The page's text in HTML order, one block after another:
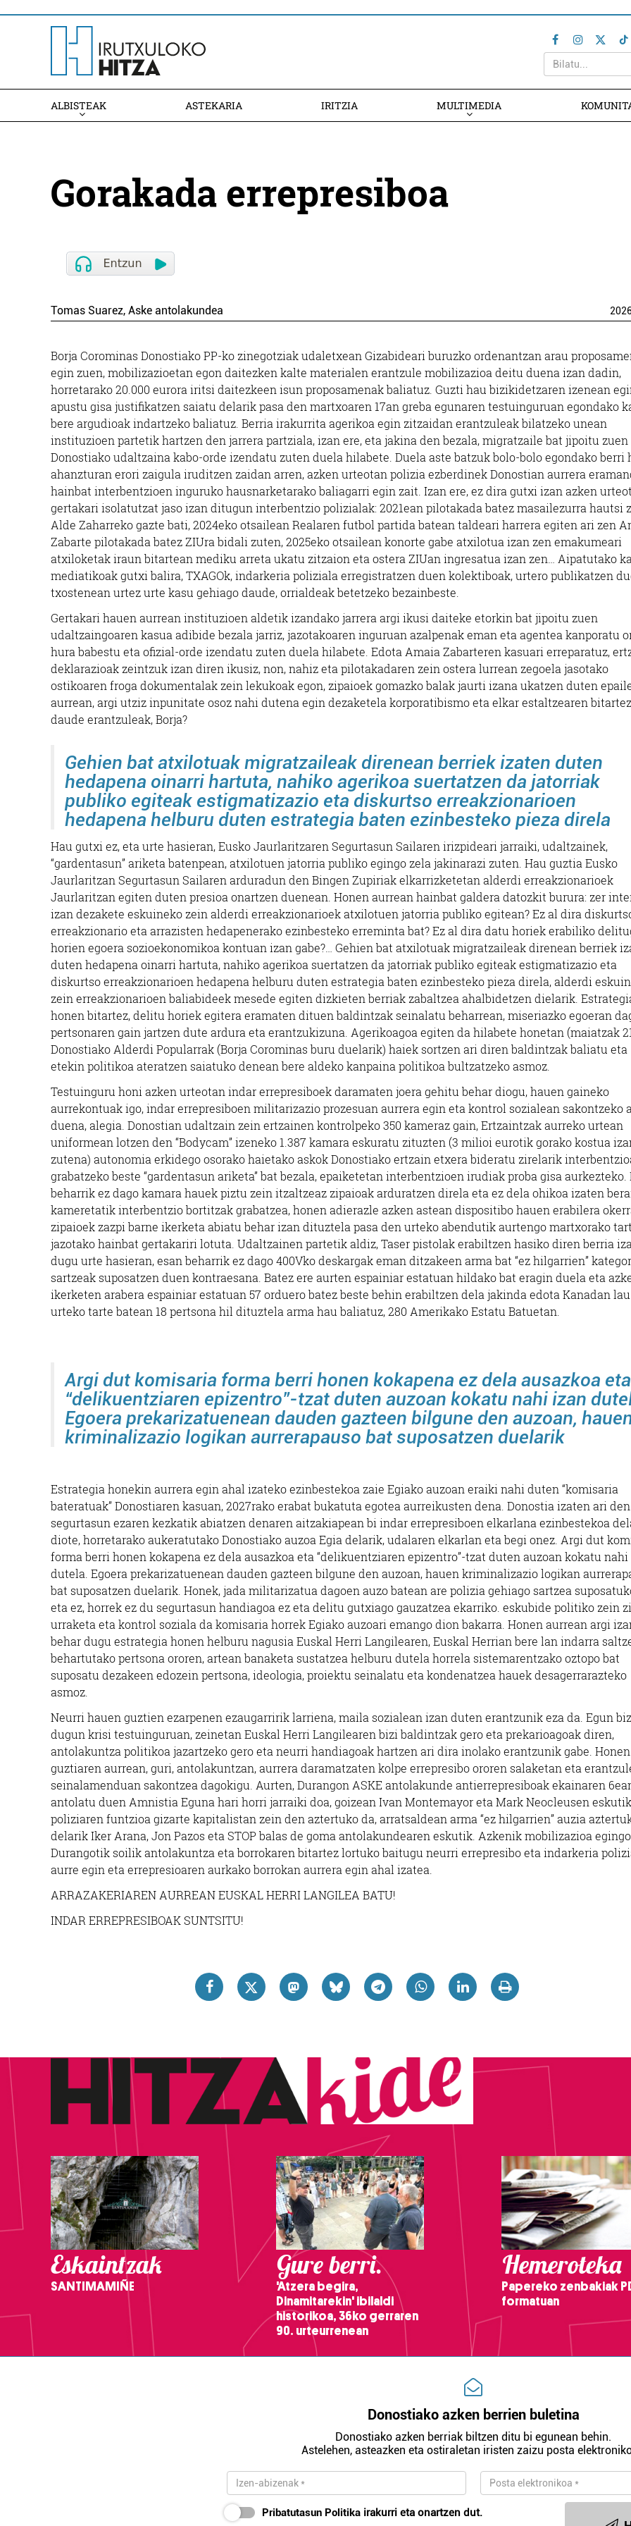
ALBISTEAK ASTEKARIA IRITZIA MULTIMEDIA
Gorakada errepresiboa
Tomas Suarez, Aske antolakundea
Borja Corominas Donostiako PP-ko zinegotziak udaletxean Gizabideari buruzko ordenantzan arau
egin zuen, mobilizazioetan egon daitezken kalte materialen erantzule mobilizazioa deitu duena izan dadin,
horretarako 20.000 eurora iritsi daitezkeen isun proposamenak baliatuz. Guzti hau bizikidetzaren izenean
apustu gisa justifikatzen saiatu delarik pasa den martxoaren 17an greba egunaren testuinguruan egondako
bere argudioak indartzeko baliatuz. Berria irakurrita agerikoa egin zitzaidan erantzuleak bilatzeko unean
instituzioen partetik hartzen den jarrera partziala, izan ere, eta jakina den bezala, migratzaile bat jipoitu zuen
Donostiako udaltzaina kabo-orde izendatu zuten duela hilabete. Duela aste batzuk bolo-bolo egondako berri
ahanzturan erori zaigula iruditzen zaidan arren, azken urteotan polizia ezberdinek Donostian aurrera
hainbat interbentzioen inguruko hausnarketarako baliagarri egin zait. Izan ere, ez dira gutxi izan azken
gertakari isolatutzat jaso izan ditugun interbentzio polizialak: 2021ean pilotakada batez masailezurra hautsi
Alde Zaharreko gazte bati, 2024eko otsailean Realaren futbol partida batean taldeari harrera egiten ari zen
Zabarte pilotakada batez ZIUra bidali zuten, 2025eko otsailean konorte gabe atxilotua izan zen emakumeari
atxiloketak iraun bitartean mediku arreta ukatu zitzaion eta ostera ZIUan ingresatua izan zen… Aipatutako
mediatikoak gutxi balira, TXAGOk, indarkeria poliziala erregistratzen duen kolektiboak, urtero publikatzen
txostenean urtez urte kasu gehiago daude, orrialdeak betetzeko bezainbeste.
Gertakari hauen aurrean instituzioen aldetik izandako jarrera argi ikusi daiteke etorkin bat jipoitu zuen
udaltzaingoaren kasua adibide bezala jarriz, jazotakoaren inguruan azalpenak eman eta agentea kanporatu
hura babestu eta ofizial-orde izendatu zuten duela hilabete. Edota Amaia Zabarteren kasuari erreparatuz,
deklarazioak zeintzuk izan diren ikusiz, non, nahiz eta pilotakadaren zein ostera lurrean zegoela jasotako
ostikoaren froga dokumentalak zein lekukoak egon, zipaioek gomazko balak jaurti izana ukatzen duten
aurrean, argi utziz inpunitate osoz nahi dutena egin dezaketela korporatibismo eta elkar estaltzearen
daude erantzuleak, Borja?
Gehien bat atxilotuak migratzaileak direnean berriek izaten duten
hedapena oinarri hartuta, nahiko agerikoa suertatzen da jatorriak
publiko egiteak estigmatizazio eta diskurtso erreakzionarioen
hedapena helburu duten estrategia baten ezinbesteko pieza direla
Hau gutxi ez, eta urte hasieran, Eusko Jaurlaritzaren Segurtasun Sailaren irizpideari jarraiki, udaltzainek,
“gardentasun” ariketa batenpean, atxilotuen jatorria publiko egingo zela jakinarazi zuten. Hau guztia Eusko
Jaurlaritzan Segurtasun Sailaren arduradun den Bingen Zupiriak elkarrizketetan alderdi erreakzionarioek
Jaurlaritzan egiten duten presioa onartzen duenean. Honen aurrean hainbat galdera datozkit burura: zer
izan dezakete eskuineko zein alderdi erreakzionarioek atxilotuen jatorria publiko egitean? Ez al dira
erreakzionario eta arrazisten hedapenerako ezinbesteko erreminta bat? Ez al dira datu horiek erabiliko
horien egoera sozioekonomikoa kontuan izan gabe?… Gehien bat atxilotuak migratzaileak direnean berriek
duten hedapena oinarri hartuta, nahiko agerikoa suertatzen da jatorriak publiko egiteak estigmatizazio eta
diskurtso erreakzionarioen hedapena helburu duten estrategia baten ezinbesteko pieza direla, alderdi
zein erreakzionarioen baliabideek mesede egiten dizkieten berriak zabaltzea ahalbidetzen dielarik.
honen bitartez, delitu horiek egitera eramaten dituen baldintzak seinalatu beharrean, miseriazko egoeran
pertsonaren gain jartzen dute ardura eta erantzukizuna. Agerikoagoa egiten da hilabete honetan (maiatzak
Donostiako Alderdi Popularrak (Borja Corominas buru duelarik) haiek sortzen ari diren baldintzak baliatu eta
etekin politikoa ateratzen saiatuko denean bere aldeko kanpaina politikoa bultzatzeko asmoz.
Testuinguru honi azken urteotan indar errepresiboek daramaten joera gehitu behar diogu, hauen gaineko
aurrekontuak igo, indar errepresiboen militarizazio prozesuan aurrera egin eta kontrol sozialean sakontzeko
duena, alegia. Donostian udaltzain zein ertzainen kontrolpeko 350 kameraz gain, Ertzaintzak aurreko urtean
uniformean lotzen den “Bodycam” izeneko 1.387 kamara eskuratu zituzten (3 milioi eurotik gorako kostua
zutena) autonomia erkidego osorako haietako askok Donostiako ertzain etxera bideratu zirelarik
grabatzeko beste “gardentasun ariketa” bat bezala, epaiketetan interbentzioen irudiak proba gisa aurkezteko.
beharrik ez dago kamara hauek piztu zein itzaltzeaz zipaioak arduratzen direla eta ez dela ohikoa izaten
kameretatik interbentzio bortitzak grabatzea, honen adierazle azken astean dispositibo hauen erabilera
zipaioek zazpi barne ikerketa abiatu behar izan dituztela pasa den urteko abendutik aurtengo martxorako
jazotako hainbat gertakariri lotuta. Udaltzainen partetik aldiz, Taser pistolak erabiltzen hasiko diren berria
dugu urte hasieran, esan beharrik ez dago 400Vko deskargak eman ditzakeen arma bat “ez hilgarrien”
sartzeak suposatzen duen kontraesana. Batez ere aurten espainiar estatuan hildako bat eragin duela eta
ikerketen arabera espainiar estatuan 57 orduero batez beste behin erabiltzen dela jakinda edota Kanadan lau
urteko tarte batean 18 pertsona hil dituztela arma hau baliatuz, 280 Amerikako Estatu Batuetan.
Argi dut komisaria forma berri honen kokapena ez dela ausazkoa eta
“delikuentziaren epizentro”-tzat duten auzoan kokatu nahi izan
Egoera prekarizatuenean dauden gazteen bilgune den auzoan,
kriminalizazio logikan aurrerapauso bat suposatzen duelarik
Estrategia honekin aurrera egin ahal izateko ezinbestekoa zaie Egiako auzoan eraiki nahi duten “komisaria
bateratuak” Donostiaren kasuan, 2027rako erabat bukatuta egotea aurreikusten dena. Donostia izaten ari den
segurtasun ezaren kezkatik abiatzen denaren aitzakiapean bi indar errepresiboen elkarlana ezinbestekoa
diote, horretarako aukeratutako Donostiako auzoa Egia delarik, udalaren elkarlan eta begi onez. Argi dut
forma berri honen kokapena ez dela ausazkoa eta “delikuentziaren epizentro”-tzat duten auzoan kokatu nahi
dutela. Egoera prekarizatuenean dauden gazteen bilgune den auzoan, hauen kriminalizazio logikan
bat suposatzen duelarik. Honek, jada militarizatua dagoen auzo batean are polizia gehiago sartzea
eta ez, horrek ez du segurtasun handiagoa ez eta delitu gutxiago gauzatzea ekarriko. eskubide politiko zein
urraketa eta kontrol soziala da komisaria horrek Egiako auzoari emango dion bakarra. Honen aurrean argi
behar dugu estrategia honen helburu nagusia Euskal Herri Langilearen, Euskal Herrian bere lan indarra
behartutako pertsona ororen, artean banaketa sustatzea helburu dutela horrela sistemarentzako oztopo bat
suposatu dezakeen edozein pertsona, ideologia, proiektu seinalatu eta kondenatzea hauek desagerrarazteko
asmoz.
Neurri hauen guztien ezarpenen ezaugarririk larriena, maila sozialean izan duten erantzunik eza da. Egun
dugun krisi testuinguruan, zeinetan Euskal Herri Langilearen bizi baldintzak gero eta prekarioagoak diren,
antolakuntza politikoa jazartzeko gero eta neurri handiagoak hartzen ari dira inolako erantzunik gabe. Honen
guztiaren aurrean, guri, antolakuntzan, aurrera daramatzaten kolpe errepresibo ororen salaketan eta
seinalamenduan sakontzea dagokigu. Aurten, Durangon ASKE antolakunde antierrepresiboak ekainaren
antolatu duen Amnistia Eguna hari horri jarraiki doa, goizean Ivan Montemayor eta Mark Neocleusen eskutik
poliziaren funtzioa gizarte kapitalistan zein den aztertuko da, arratsaldean arma “ez hilgarrien” auzia
delarik Iker Arana, Jon Pazos eta STOP balas de goma antolakundearen eskutik. Azkenik mobilizazioa
Durangotik soilik antolakuntza eta borrokaren bitartez lortuko baitugu neurri errepresibo eta indarkeria
aurre egin eta errepresioaren aurkako borrokan aurrera egin ahal izatea.
ARRAZAKERIAREN AURREAN EUSKAL HERRI LANGILEA BATU!
INDAR ERREPRESIBOAK SUNTSITU!
Eskaintzak
SANTIMAMIÑE
Gure berri.
'Atzera begira,
Dinamitarekin' ibilaldi
historikoa, 36ko gerraren
90. urteurrenean
Hemeroteka
Papereko zenbakiak
formatuan
Donostiako azken berrien buletina
Donostiako azken berriak biltzen ditu bi egunean behin.
Astelehen, asteazken eta ostiraletan iristen zaizu posta
Pribatutasun Politika irakurri eta onartzen dut.